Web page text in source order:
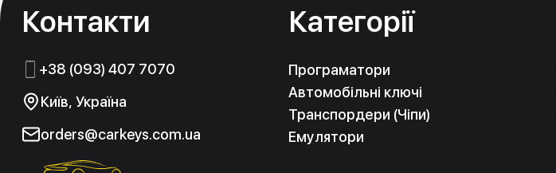
Контакти
+38 (093) 407 7070
Київ, Україна
orders@carkeys.com.ua
Категорії
Програматори
Автомобільні ключі
Транспордери (Чіпи)
Емулятори